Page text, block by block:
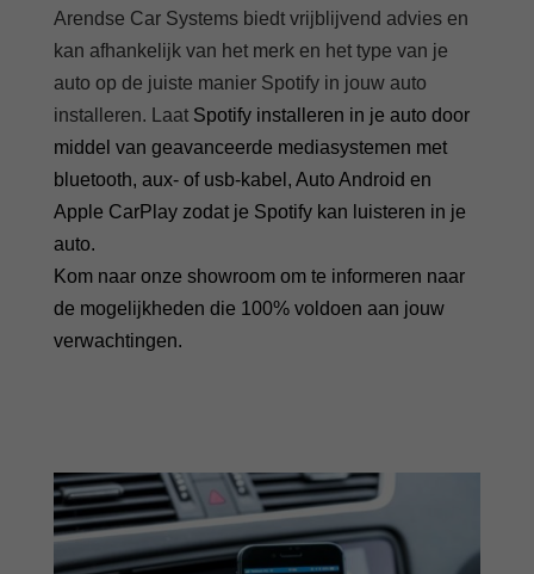
Arendse Car Systems biedt vrijblijvend advies en
kan afhankelijk van het merk en het type van je
auto op de juiste manier Spotify in jouw auto
installeren. LaatSpotify installeren in je auto door
middel van geavanceerde mediasystemen met
bluetooth, aux- of usb-kabel, Auto Android en
Apple CarPlay zodat je Spotify kan luisteren in je
auto.
Kom naar onze showroom om te informeren naar
de mogelijkheden die 100% voldoen aan jouw
verwachtingen.